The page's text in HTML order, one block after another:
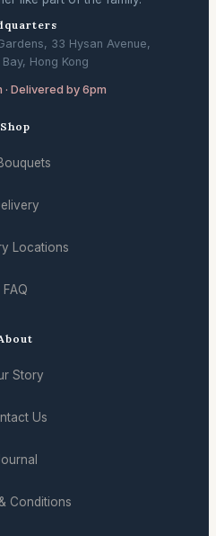
33 Hysan Avenue,
Hong Kong
Delivered by 6pm
Shop
Locations
FAQ
Story
Us
Conditions